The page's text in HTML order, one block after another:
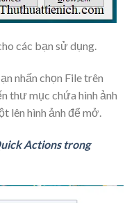
các bạn sử dụng.
nhấn chọn File trên
thư mục chứa hình ảnh
lên hình ảnh để mở.
Actions trong